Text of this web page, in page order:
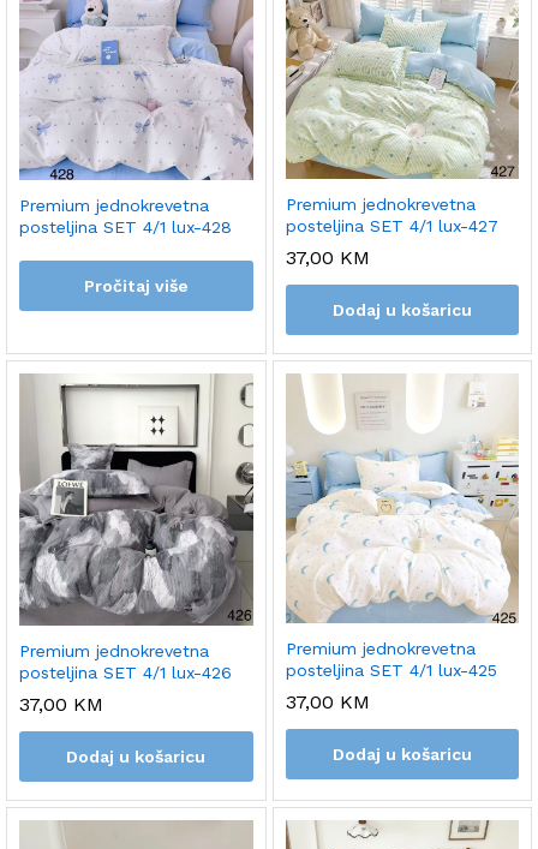
Premium jednokrevetna
posteljina SET 4/1 lux-428
Pročitaj više
Premium jednokrevetna
posteljina SET 4/1 lux-427
37,00 KM
Dodaj u košaricu
Premium jednokrevetna
posteljina SET 4/1 lux-426
37,00 KM
Dodaj u košaricu
Premium jednokrevetna
posteljina SET 4/1 lux-425
37,00 KM
Dodaj u košaricu